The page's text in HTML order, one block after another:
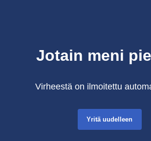
Jotain meni
Virheestä on ilmoitettu
Yritä uudelleen